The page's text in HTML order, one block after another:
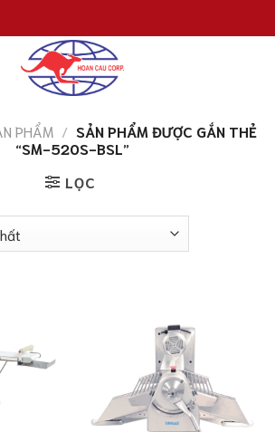
PHẨM / SẢN PHẨM ĐƯỢC GẮN THẺ
“SM-520S-BSL”
LỌC